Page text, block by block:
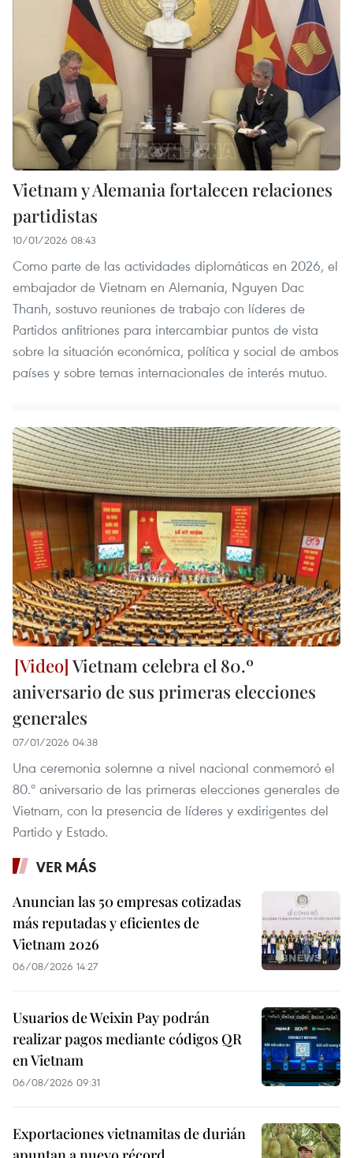
Vietnam y Alemania fortalecen relaciones
partidistas
10/01/2026 08:43
Como parte de las actividades diplomáticas en 2026, el
embajador de Vietnam en Alemania, Nguyen Dac
Thanh, sostuvo reuniones de trabajo con líderes de
Partidos anfitriones para intercambiar puntos de vista
sobre la situación económica, política y social de ambos
países y sobre temas internacionales de interés mutuo.
Vietnam celebra el 80.º
aniversario de sus primeras elecciones
generales
07/01/2026 04:38
Una ceremonia solemne a nivel nacional conmemoró el
80.º aniversario de las primeras elecciones generales de
Vietnam, con la presencia de líderes y exdirigentes del
Partido y Estado.
VER MÁS
Anuncian las 50 empresas cotizadas
más reputadas y eficientes de
Vietnam 2026
06/08/2026 14:27
Usuarios de Weixin Pay podrán
realizar pagos mediante códigos QR
en Vietnam
06/08/2026 09:31
Exportaciones vietnamitas de durián